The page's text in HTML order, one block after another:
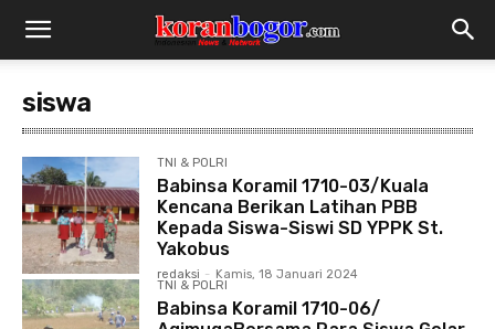
siswa
TNI & POLRI
Babinsa Koramil 1710-03/Kuala
Kencana Berikan Latihan PBB
Kepada Siswa-Siswi SD YPPK St.
Yakobus
redaksi - Kamis, 18 Januari 2024
TNI & POLRI
Babinsa Koramil 1710-06/